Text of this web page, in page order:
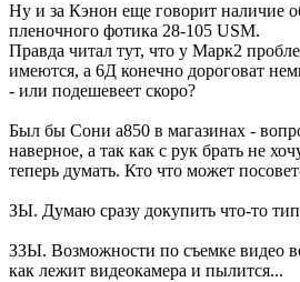
Ну и за Кэнон еще говорит наличие
пленочного фотика 28-105 USM.
Правда читал тут, что у Марк2
имеются, а 6Д конечно дороговат
- или подешевеет скоро?
Был бы Сони а850 в магазинах -
наверное, а так как с рук брать не
теперь думать. Кто что может
ЗЫ. Думаю сразу докупить что-то
ЗЗЫ. Возможности по съемке видео
как лежит видеокамера и пылится...